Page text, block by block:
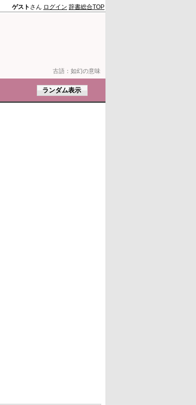
古語： 如幻の意味
ゲスト さん ログイン 辞書総合TOP